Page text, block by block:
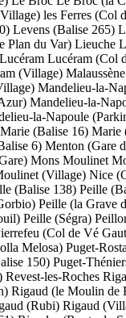
les Ferres (Col
Levens (Balise 265)
Plan du Var) Lieuche
Lucéram Lucéram (Col
(Village) Malaussène
Mandelieu-la-
Mandelieu-la-
la-Napoule
Marie (Balise 16) Marie
6) Menton (Gare
Mons Moulinet
(Village) Nice
(Balise 138) Peille
Peille (la Grave
Peille (Ségra)
(Col de Vé
Melosa) Puget-
150) Puget-
Revest-les-Roches
Rigaud (le Moulin de
(Rubi) Rigaud